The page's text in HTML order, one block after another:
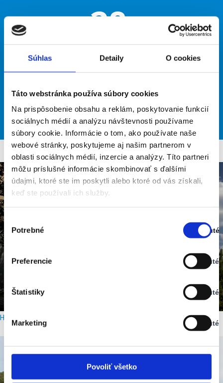
Súhlas Detaily O cookies
Táto webstránka používa súbory cookies
Na prispôsobenie obsahu a reklám, poskytovanie funkcií
sociálnych médií a analýzu návštevnosti používame
súbory cookie. Informácie o tom, ako používate naše
webové stránky, poskytujeme aj našim partnerom v
oblasti sociálnych médií, inzercie a analýzy. Títo partneri
môžu príslušné informácie skombinovať s ďalšími
údajmi, ktoré ste im poskytli alebo ktoré od vás získali,
keď ste používali ich služby.
Výber
súhlasu
Potrebné Zapnuté
Stav:
Preferencie
Vypnuté
Stav:
Štatistiky
Vypnuté
Stav:
Marketing
Vypnuté
Stav:
Povoliť všetko
28°
66% humidity
29 30
SUN
32 33 ° 28
Hotel Meander Tatranská Štrba